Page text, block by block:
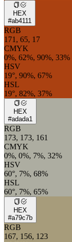
HEX
#ab4111
RGB
171, 65, 17
CMYK
0%, 62%, 90%, 33%
HSV
19°, 90%, 67%
HSL
19°, 82%, 37%
HEX
#adada1
RGB
173, 173, 161
CMYK
0%, 0%, 7%, 32%
HSV
60°, 7%, 68%
HSL
60°, 7%, 65%
HEX
#a79c7b
RGB
167, 156, 123